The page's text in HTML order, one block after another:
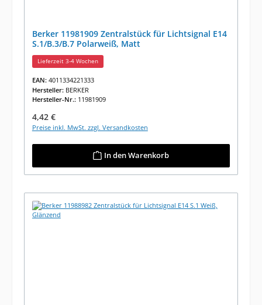
Berker 11981909 Zentralstück für Lichtsignal E14
S.1/B.3/B.7 Polarweiß, Matt
Lieferzeit 3-4 Wochen
EAN: 4011334221333
Hersteller: BERKER
Hersteller-Nr.: 11981909
Regulärer Preis:
4,42 €
Preise inkl. MwSt. zzgl. Versandkosten
In den Warenkorb